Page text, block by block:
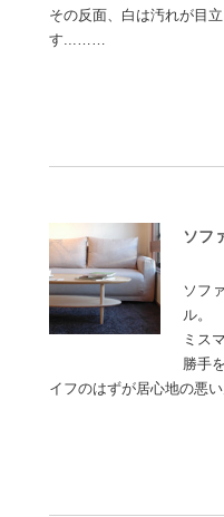
その反面、白は汚れが目
す...……
ソフ
ソフ
ル。
ミス
勝手
イフのはずが居心地の悪